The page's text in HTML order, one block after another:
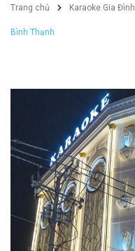
Trang chủ Karaoke Gia Đình
Bình Thạnh